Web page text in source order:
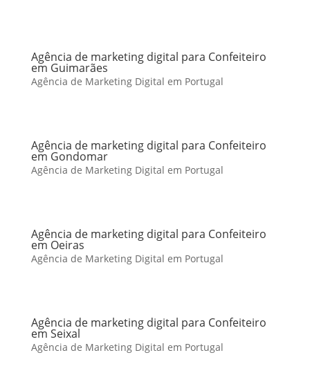
Agência de marketing digital para Confeiteiro
em Guimarães
Agência de Marketing Digital em Portugal
Agência de marketing digital para Confeiteiro
em Gondomar
Agência de Marketing Digital em Portugal
Agência de marketing digital para Confeiteiro
em Oeiras
Agência de Marketing Digital em Portugal
Agência de marketing digital para Confeiteiro
em Seixal
Agência de Marketing Digital em Portugal